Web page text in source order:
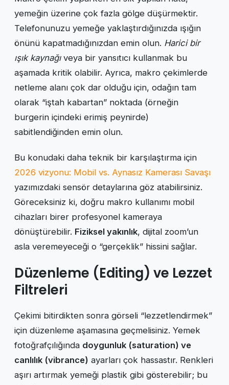
yemeğin üzerine çok fazla gölge düşürmektir.
Telefonunuzu yemeğe yaklaştırdığınızda ışığın
önünü kapatmadığınızdan emin olun. Harici bir
ışık kaynağıveya bir yansıtıcı kullanmak bu
aşamada kritik olabilir. Ayrıca, makro çekimlerde
netleme alanı çok dar olduğu için, odağın tam
olarak “iştah kabartan” noktada (örneğin
burgerin içindeki erimiş peynirde)
sabitlendiğinden emin olun.
Bu konudaki daha teknik bir karşılaştırma için
2026 vizyonu: Mobil vs. Aynasız Kamerası Savaşı
yazımızdaki sensör detaylarına göz atabilirsiniz.
Göreceksiniz ki, doğru makro kullanımı mobil
cihazları birer profesyonel kameraya
dönüştürebilir. Fiziksel yakınlık, dijital zoom’un
asla veremeyeceği o “gerçeklik” hissini sağlar.
Düzenleme (Editing) ve Lezzet
Filtreleri
Çekimi bitirdikten sonra görseli “lezzetlendirmek”
için düzenleme aşamasına geçmelisiniz. Yemek
fotoğrafçılığında doygunluk (saturation) ve
canlılık (vibrance) ayarları çok hassastır. Renkleri
aşırı artırmak yemeği plastik gibi gösterebilir; bu